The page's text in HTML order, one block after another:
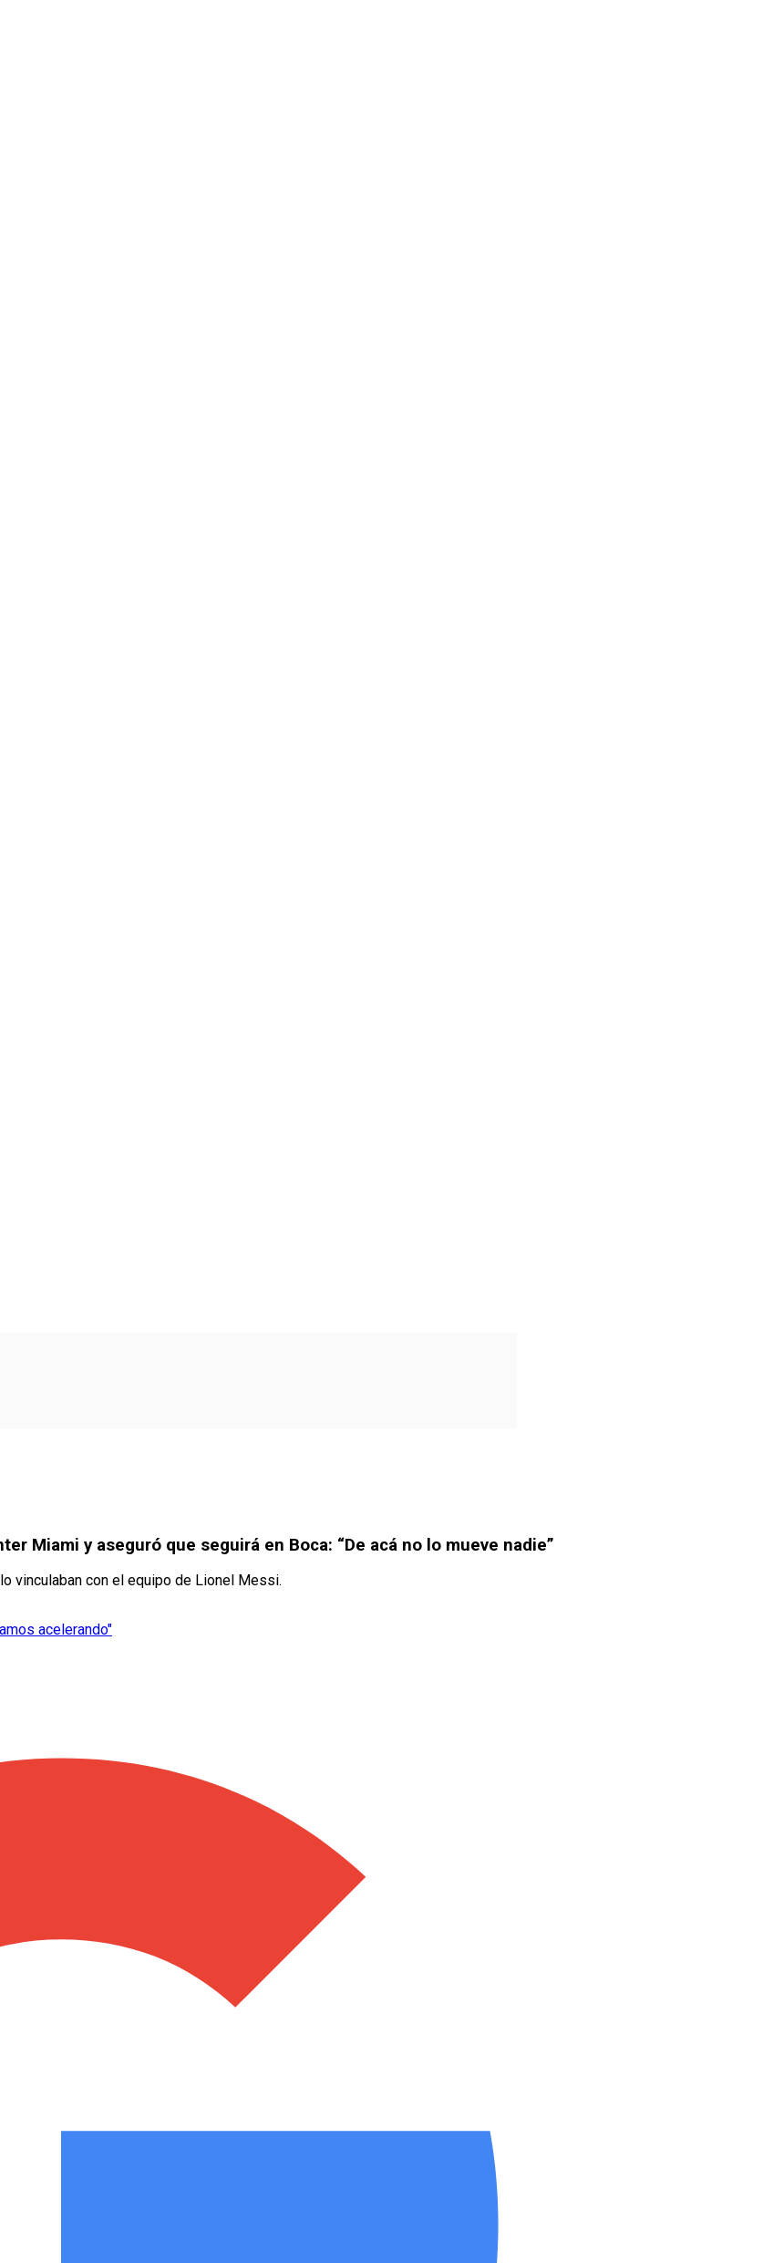
Miami y aseguró que seguirá en Boca: “De acá no lo mueve nadie”
vinculaban con el equipo de Lionel Messi.
acelerando"